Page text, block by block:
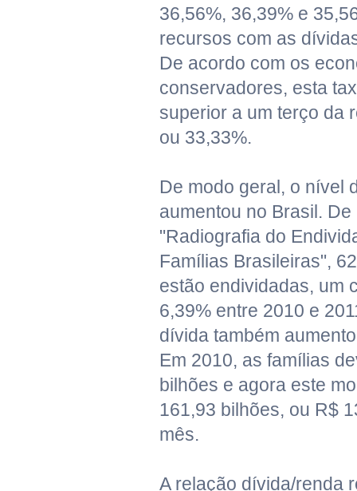
36,56%, 36,39% e
recursos com as
De acordo com os
conservadores, esta
superior a um terço da
ou 33,33%.
De modo geral, o nível
aumentou no Brasil.
"Radiografia do
Famílias Brasileiras",
estão endividadas, um
6,39% entre 2010 e
dívida também
Em 2010, as famílias
bilhões e agora este
161,93 bilhões, ou R$
mês.
A relação dívida/renda